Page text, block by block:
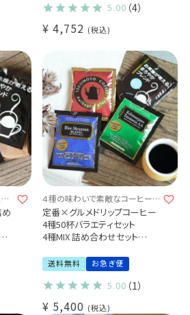
5.00 （4）
¥ 4,752 税込
４種の味わいで素敵なコーヒータ
イムを
定番×グルメドリップコーヒー
4種50杯バラエティセット
4種MIX 詰め合わせセット
業務用 大容量 まとめ買いにお
すすめ (gdc)
送料無料 お急ぎ便
5.00 （1）
¥ 5,400 税込